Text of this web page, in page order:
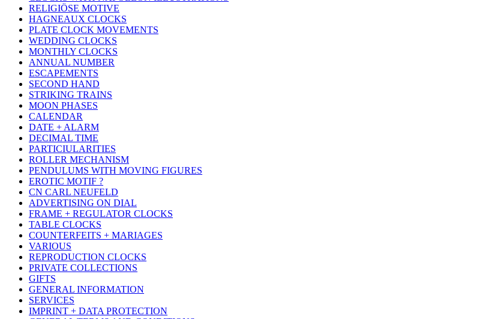
RELIGIÖSE MOTIVE
HAGNEAUX CLOCKS
PLATE CLOCK MOVEMENTS
WEDDING CLOCKS
MONTHLY CLOCKS
ANNUAL NUMBER
ESCAPEMENTS
SECOND HAND
STRIKING TRAINS
MOON PHASES
CALENDAR
DATE + ALARM
DECIMAL TIME
PARTICIULARITIES
ROLLER MECHANISM
PENDULUMS WITH MOVING FIGURES
EROTIC MOTIF ?
CN CARL NEUFELD
ADVERTISING ON DIAL
FRAME + REGULATOR CLOCKS
TABLE CLOCKS
COUNTERFEITS + MARIAGES
VARIOUS
REPRODUCTION CLOCKS
PRIVATE COLLECTIONS
GIFTS
GENERAL INFORMATION
SERVICES
IMPRINT + DATA PROTECTION